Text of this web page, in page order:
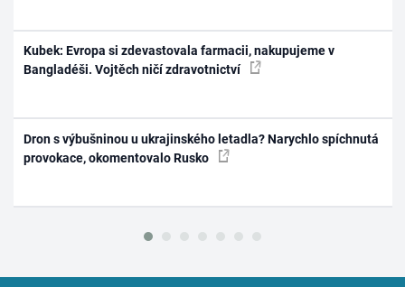
Kubek: Evropa si zdevastovala farmacii, nakupujeme v
Bangladéši. Vojtěch ničí zdravotnictví
Dron s výbušninou u ukrajinského letadla? Narychlo spíchnutá
provokace, okomentovalo Rusko